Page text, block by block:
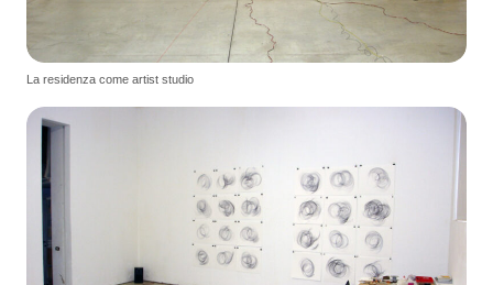
La residenza come artist studio